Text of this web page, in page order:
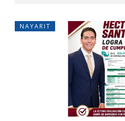
NAYARIT